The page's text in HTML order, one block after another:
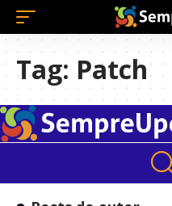
Tag: Patch